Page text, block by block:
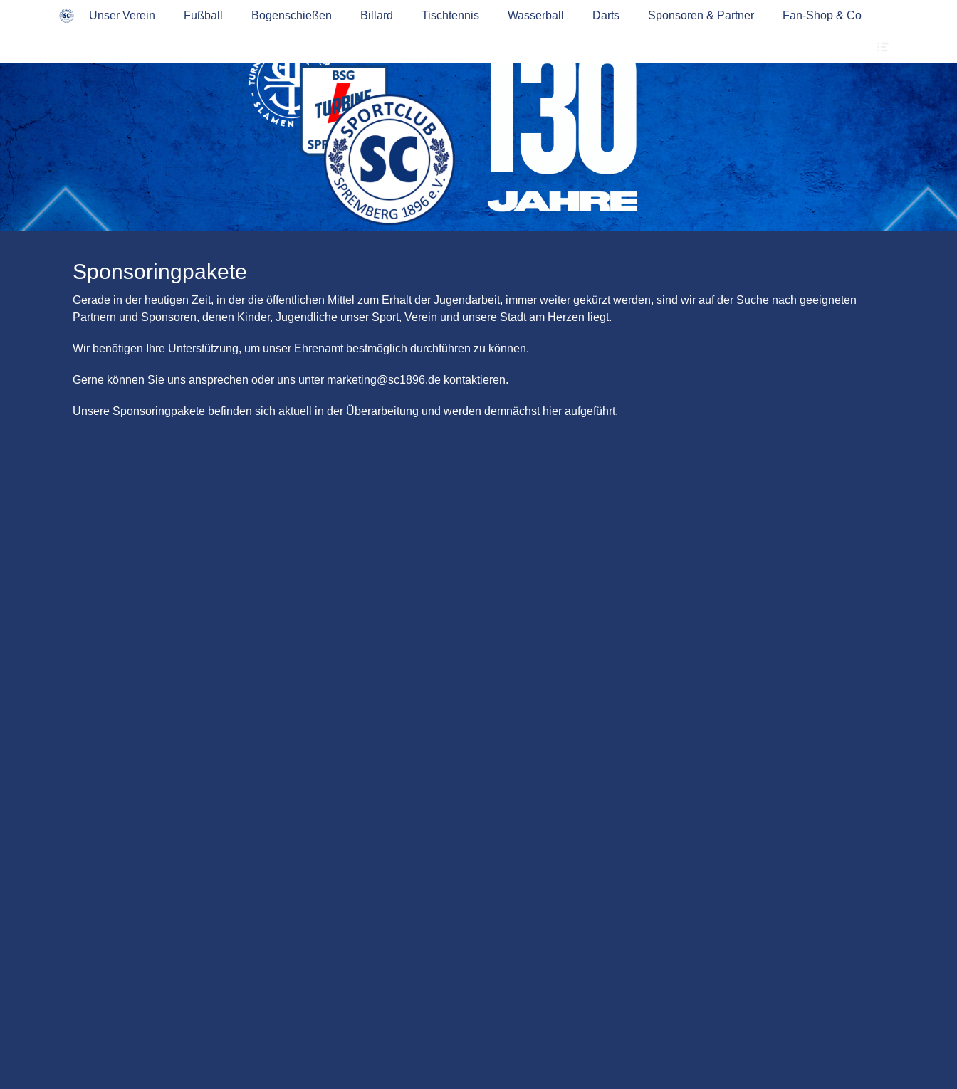
zum
Inhalt
Primärmenü
Unser Verein Fußball Bogenschießen Billard Tischtennis Wasserball Darts Sponsoren & Partner Fan-Shop & Co
Sekundärmenü
zum
Inhalt
Kontakt & Adresse Impressum & Datenschutz Cookie-Richtlinie (EU)
Sponsoringpakete
Gerade in der heutigen Zeit, in der die öffentlichen Mittel zum Erhalt der Jugendarbeit, immer weiter gekürzt werden, sind wir auf der Suche nach geeigneten
Partnern und Sponsoren, denen Kinder, Jugendliche unser Sport, Verein und unsere Stadt am Herzen liegt.
Wir benötigen Ihre Unterstützung, um unser Ehrenamt bestmöglich durchführen zu können.
Gerne können Sie uns ansprechen oder uns unter marketing@sc1896.de kontaktieren.
Unsere Sponsoringpakete befinden sich aktuell in der Überarbeitung und werden demnächst hier aufgeführt.